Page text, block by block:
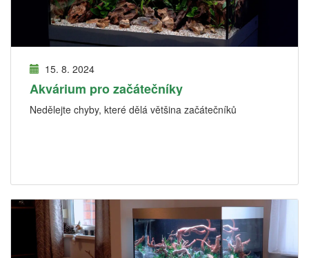
15. 8. 2024
Akvárium pro začátečníky
Nedělejte chyby, které dělá většina začátečníků